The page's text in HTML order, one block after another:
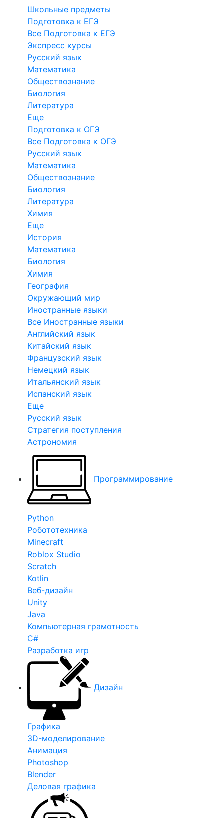
Школьные предметы
Подготовка к ЕГЭ
Все Подготовка к ЕГЭ
Экспресс курсы
Русский язык
Математика
Обществознание
Биология
Литература
Еще
Подготовка к ОГЭ
Все Подготовка к ОГЭ
Русский язык
Математика
Обществознание
Биология
Литература
Химия
Еще
История
Математика
Биология
Химия
География
Окружающий мир
Иностранные языки
Все Иностранные языки
Английский язык
Китайский язык
Французский язык
Немецкий язык
Итальянский язык
Испанский язык
Еще
Русский язык
Стратегия поступления
Астрономия
Программирование
Python
Робототехника
Minecraft
Roblox Studio
Scratch
Kotlin
Веб-дизайн
Unity
Java
Компьютерная грамотность
C#
Разработка игр
Дизайн
Графика
3D-моделирование
Анимация
Photoshop
Blender
Деловая графика